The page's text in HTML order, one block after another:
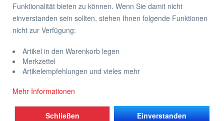
Verkleidungsscheibe Spoiler / Tourenform
HONDA XRV750 AFRICA TWIN P.R.S,
Funktionalität bieten zu können. Wenn Sie damit nicht
einverstanden sein sollten, stehen Ihnen folgende Funktionen
nicht zur Verfügung:
Artikel in den Warenkorb legen
Merkzettel
Artikelempfehlungen und vieles mehr
Mehr Informationen
Einverstanden
Schließen